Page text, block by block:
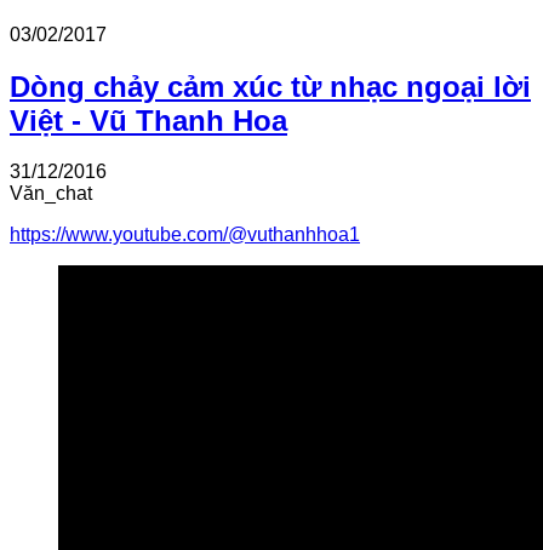
03/02/2017
Dòng chảy cảm xúc từ nhạc ngoại lời
Việt - Vũ Thanh Hoa
31/12/2016
Văn_chat
https://www.youtube.com/@vuthanhhoa1